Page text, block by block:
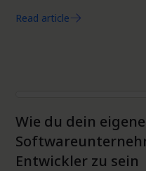
Read article
Wie du dein
Entwickler zu sein